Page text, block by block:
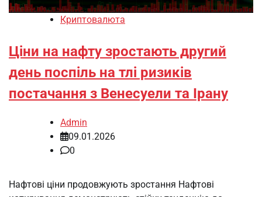
Криптовалюта
Ціни на нафту зростають другий
день поспіль на тлі ризиків
постачання з Венесуели та Ірану
Admin
09.01.2026
0
Нафтові ціни продовжують зростання Нафтові